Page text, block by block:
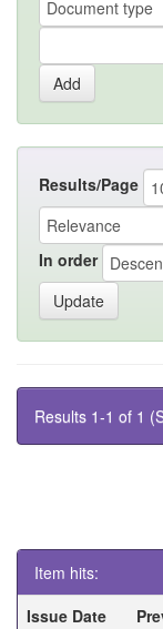
Results/Page
In order
Results 1-1 of 1
Item hits:
Issue Date